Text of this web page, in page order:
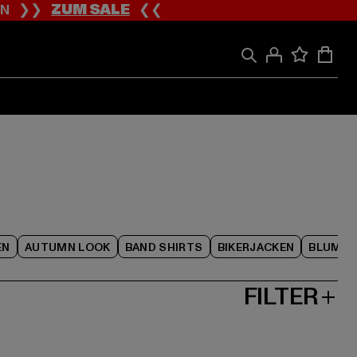
❯❯ZUM SALE❮❮
AUTUMN LOOK BAND SHIRTS BIKERJACKEN
FILTER